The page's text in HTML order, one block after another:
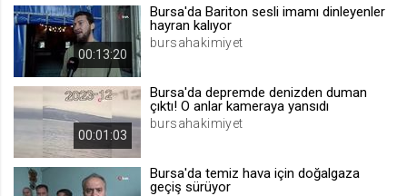
voteDislike*
İsimsiz ziyaretçi için site içeriği
beğenmeme
00:13:20
Bursa'da Bariton sesli imamı dinleyenler
hayran kalıyor
bursahakimiyet
00:01:03
Bursa'da depremde denizden duman
çıktı! O anlar kameraya yansıdı
bursahakimiyet
Bursa'da temiz hava için doğalgaza
geçiş sürüyor